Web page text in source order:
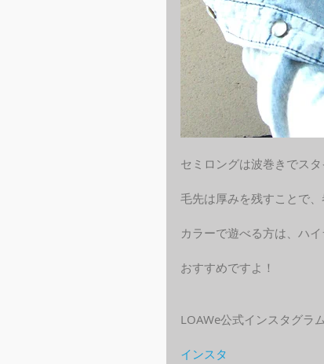
セミロングは波巻きでスタ
毛先は厚みを残すことで
カラーで遊べる方は、ハ
おすすめですよ！
LOAWe公式インスタグラム
インスタ